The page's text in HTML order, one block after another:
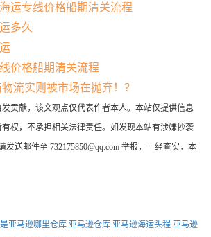
运专线价格船期清关流程
多久
价格船期清关流程
流实则被市场在抛弃！？
贡献，该文观点仅代表作者本人。本站仅提供信息
权，不承担相关法律责任。如发现本站有涉嫌抄袭
发送邮件至 732175850@qq.com 举报，一经查实，本
亚马逊哪里仓库 亚马逊仓库 亚马逊海运头程 亚马逊